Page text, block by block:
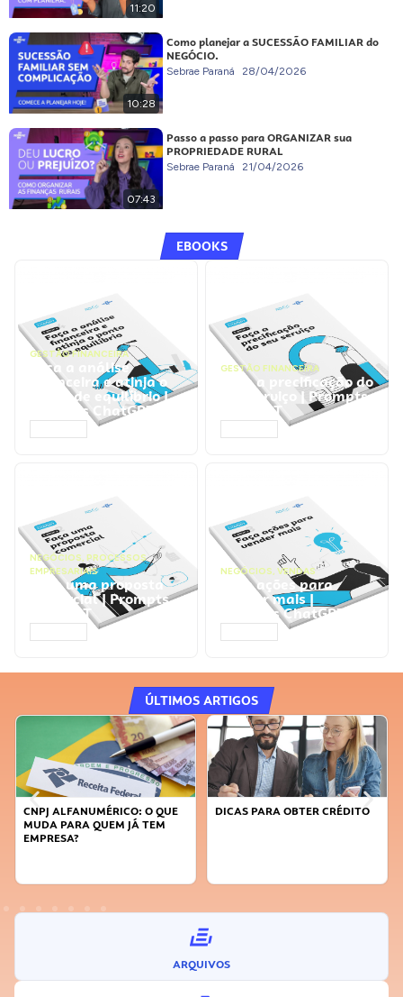
11:20
10:28
Como planejar a SUCESSÃO FAMILIAR do
NEGÓCIO.
Sebrae Paraná 28/04/2026
07:43
Passo a passo para ORGANIZAR sua
PROPRIEDADE RURAL
Sebrae Paraná 21/04/2026
EBOOKS
GESTÃO FINANCEIRA
Faça a análise
financeira e atinja o
ponto de equilíbrio |
Prompts ChatGPT
GESTÃO FINANCEIRA
Faça a precificação do
seu serviço | Prompts
ChatGPT
NEGÓCIOS, PROCESSOS
EMPRESARIAIS
Faça uma proposta
comercial | Prompts
ChatGPT
NEGÓCIOS, VENDAS
Faça ações para
vender mais |
Prompts ChatGPT
ÚLTIMOS ARTIGOS
CNPJ ALFANUMÉRICO: O QUE
MUDA PARA QUEM JÁ TEM
EMPRESA?
DICAS PARA OBTER CRÉDITO
ARQUIVOS